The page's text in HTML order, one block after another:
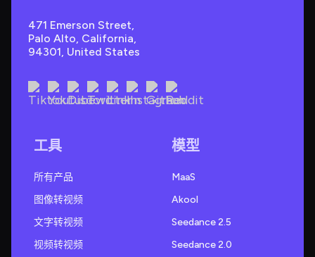
471 Emerson Street,
Palo Alto, California,
94301, United States
工具
所有产品
图像转视频
文字转视频
视频转视频
模型
MaaS
Akool
Seedance 2.5
Seedance 2.0